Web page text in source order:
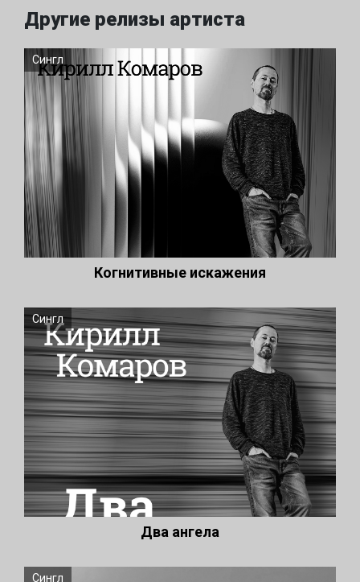
Другие релизы артиста
Сингл
Когнитивные искажения
Сингл
Два ангела
Сингл